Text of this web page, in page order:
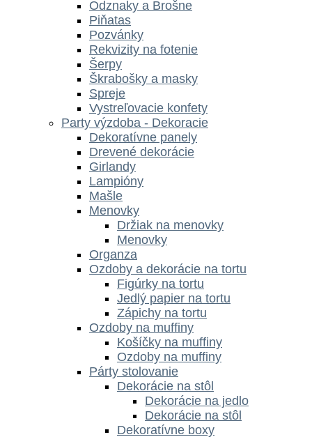
Odznaky a Brošne
Piňatas
Pozvánky
Rekvizity na fotenie
Šerpy
Škrabošky a masky
Spreje
Vystreľovacie konfety
Party výzdoba - Dekoracie
Dekoratívne panely
Drevené dekorácie
Girlandy
Lampióny
Mašle
Menovky
Držiak na menovky
Menovky
Organza
Ozdoby a dekorácie na tortu
Figúrky na tortu
Jedlý papier na tortu
Zápichy na tortu
Ozdoby na muffiny
Košíčky na muffiny
Ozdoby na muffiny
Párty stolovanie
Dekorácie na stôl
Dekorácie na jedlo
Dekorácie na stôl
Dekoratívne boxy